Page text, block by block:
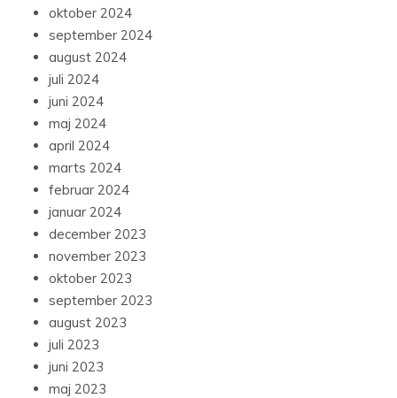
oktober 2024
september 2024
august 2024
juli 2024
juni 2024
maj 2024
april 2024
marts 2024
februar 2024
januar 2024
december 2023
november 2023
oktober 2023
september 2023
august 2023
juli 2023
juni 2023
maj 2023